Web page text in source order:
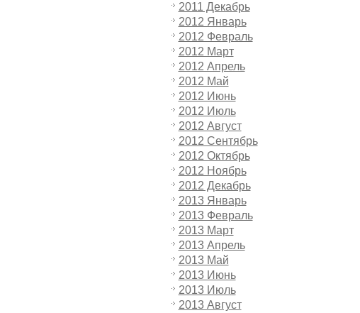
2011 Декабрь
2012 Январь
2012 Февраль
2012 Март
2012 Апрель
2012 Май
2012 Июнь
2012 Июль
2012 Август
2012 Сентябрь
2012 Октябрь
2012 Ноябрь
2012 Декабрь
2013 Январь
2013 Февраль
2013 Март
2013 Апрель
2013 Май
2013 Июнь
2013 Июль
2013 Август